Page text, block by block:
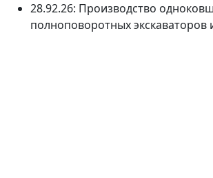
28.92.26: Производство
полноповоротных экскаваторов